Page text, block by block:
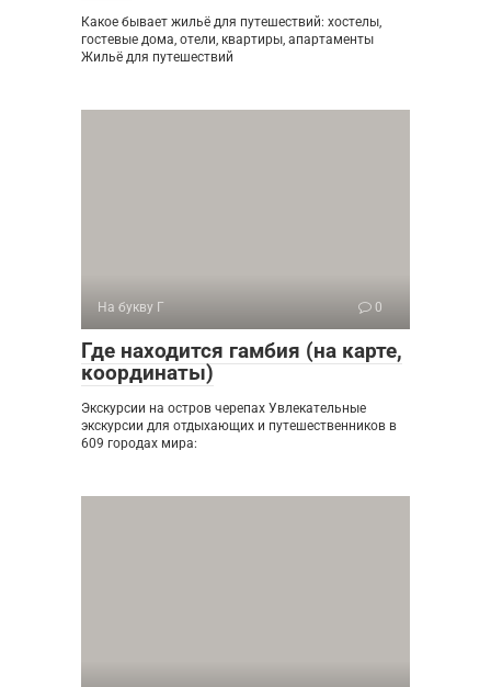
Какое бывает жильё для путешествий: хостелы,
гостевые дома, отели, квартиры, апартаменты
Жильё для путешествий
На букву Г 0
Где находится гамбия (на карте,
координаты)
Экскурсии на остров черепах Увлекательные
экскурсии для отдыхающих и путешественников в
609 городах мира: